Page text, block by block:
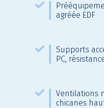
agréée EDF
Supports
PC,
Ventilations
chicanes